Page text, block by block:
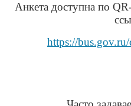
Анкета доступна по
https://